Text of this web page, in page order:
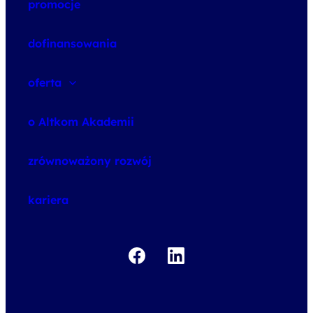
promocje
dofinansowania
oferta
o Altkom Akademii
zrównoważony rozwój
kariera